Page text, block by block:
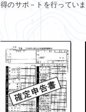
得のサポ－トを行っていま